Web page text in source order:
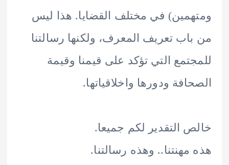
في مختلف القضايا. هذا ليس
تعريف المعرف، ولكنها رسالتنا
التي تؤكد على قيمنا وقيمة
ودورها واخلاقياتها.
التقدير لكم جميعا.
وهذه رسالتنا.